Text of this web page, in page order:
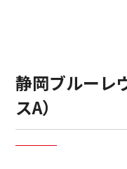
静岡ブルーレ
スA）